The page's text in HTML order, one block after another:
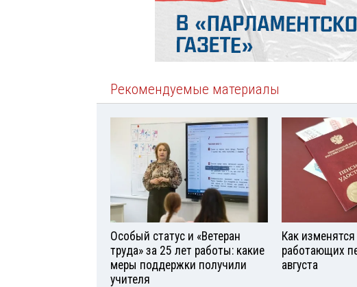
Рекомендуемые материалы
Особый статус и «Ветеран
труда» за 25 лет работы: какие
меры поддержки получили
учителя
Как
работающих
августа